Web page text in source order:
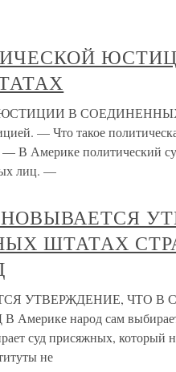
В СОЕДИНЕННЫХ
— Что такое
В Америке политический
лиц. —
ШТАТАХ
УТВЕРЖДЕНИЕ, ЧТО
народ сам выбирает
суд присяжных, который
не